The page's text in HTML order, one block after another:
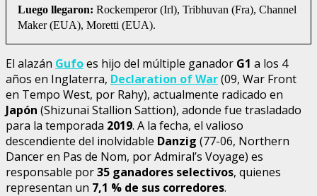
Luego llegaron: Rockemperor (Irl), Tribhuvan (Fra), Channel
Maker (EUA), Moretti (EUA).
El alazán Gufoes hijo del múltiple ganador G1 a los 4
años en Inglaterra, Declaration of War(09, War Front
en Tempo West, por Rahy), actualmente radicado en
Japón (Shizunai Stallion Sattion), adonde fue trasladado
para la temporada 2019. A la fecha, el valioso
descendiente del inolvidable Danzig (77-06, Northern
Dancer en Pas de Nom, por Admiral’s Voyage) es
responsable por35 ganadores selectivos, quienes
representan un 7,1 % de sus corredores.